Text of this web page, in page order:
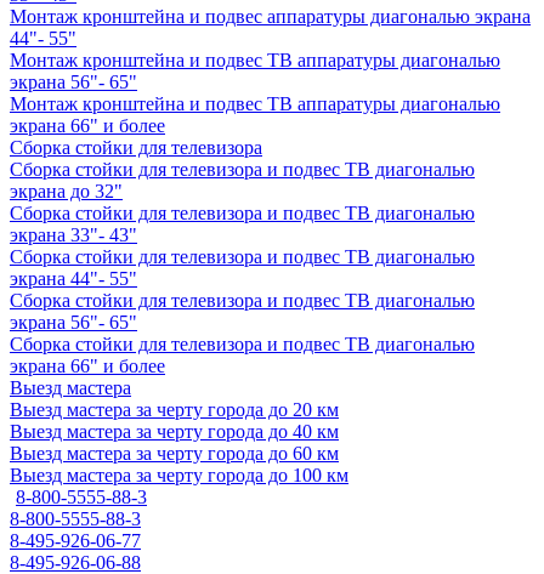
Монтаж кронштейна и подвес аппаратуры диагональю экрана
44"- 55"
Монтаж кронштейна и подвес ТВ аппаратуры диагональю
экрана 56"- 65"
Монтаж кронштейна и подвес ТВ аппаратуры диагональю
экрана 66" и более
Сборка стойки для телевизора
Сборка стойки для телевизора и подвес ТВ диагональю
экрана до 32"
Сборка стойки для телевизора и подвес ТВ диагональю
экрана 33"- 43"
Сборка стойки для телевизора и подвес ТВ диагональю
экрана 44"- 55"
Сборка стойки для телевизора и подвес ТВ диагональю
экрана 56"- 65"
Сборка стойки для телевизора и подвес ТВ диагональю
экрана 66" и более
Выезд мастера
Выезд мастера за черту города до 20 км
Выезд мастера за черту города до 40 км
Выезд мастера за черту города до 60 км
Выезд мастера за черту города до 100 км
8-800-5555-88-3
8-800-5555-88-3
8-495-926-06-77
8-495-926-06-88